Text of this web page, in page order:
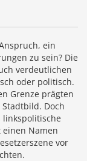
ein
zu sein? Die
verdeutlichen
oder politisch.
Grenze prägten
Doch
linkspolitische
Namen
vor